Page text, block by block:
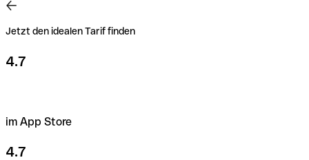
Jetzt den idealen Tarif finden
4.7
im App Store
4.7